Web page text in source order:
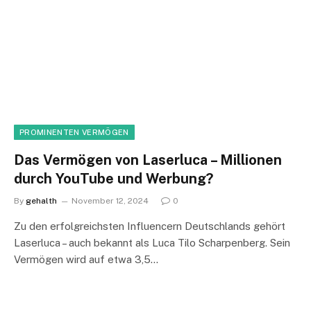
PROMINENTEN VERMÖGEN
Das Vermögen von Laserluca – Millionen
durch YouTube und Werbung?
By gehalth November 12, 2024 0
Zu den erfolgreichsten Influencern Deutschlands gehört
Laserluca – auch bekannt als Luca Tilo Scharpenberg. Sein
Vermögen wird auf etwa 3,5…